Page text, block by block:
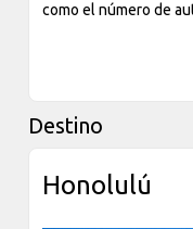
como el número de
Destino
Honolulú